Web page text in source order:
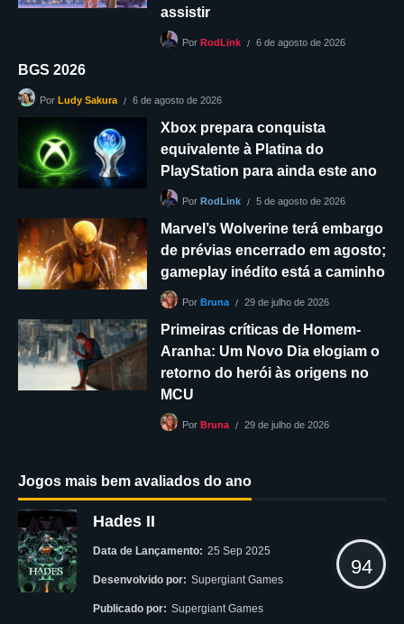
assistir
Por RodLink 6 de agosto de 2026
BGS 2026
Por Ludy Sakura 6 de agosto de 2026
Xbox prepara conquista
equivalente à Platina do
PlayStation para ainda este ano
Por RodLink 5 de agosto de 2026
Marvel’s Wolverine terá embargo
de prévias encerrado em agosto;
gameplay inédito está a caminho
Por Bruna 29 de julho de 2026
Primeiras críticas de Homem-
Aranha: Um Novo Dia elogiam o
retorno do herói às origens no
MCU
Por Bruna 29 de julho de 2026
Jogos mais bem avaliados do ano
Hades II
Data de Lançamento: 25 Sep 2025
Desenvolvido por: Supergiant Games
Publicado por: Supergiant Games
94